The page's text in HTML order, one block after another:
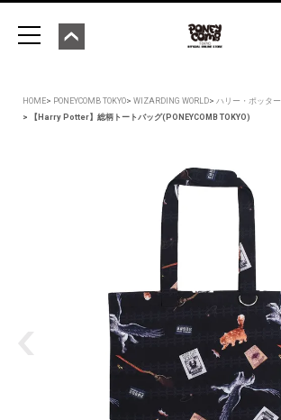
HOME PONEYCOMB TOKYO WIZARDING WORLD
ハリー・ポッター
【Harry Potter】総柄トートバッグ(PONEYCOMB TOKYO)